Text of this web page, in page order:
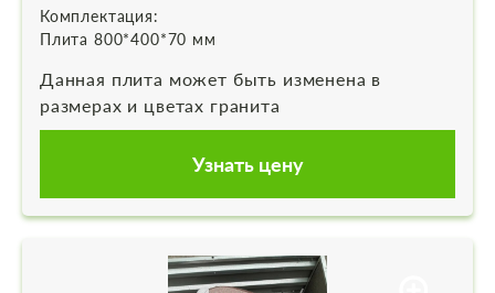
Комплектация:
Плита 800*400*70 мм
Данная плита может быть изменена в
размерах и цветах гранита
Узнать цену